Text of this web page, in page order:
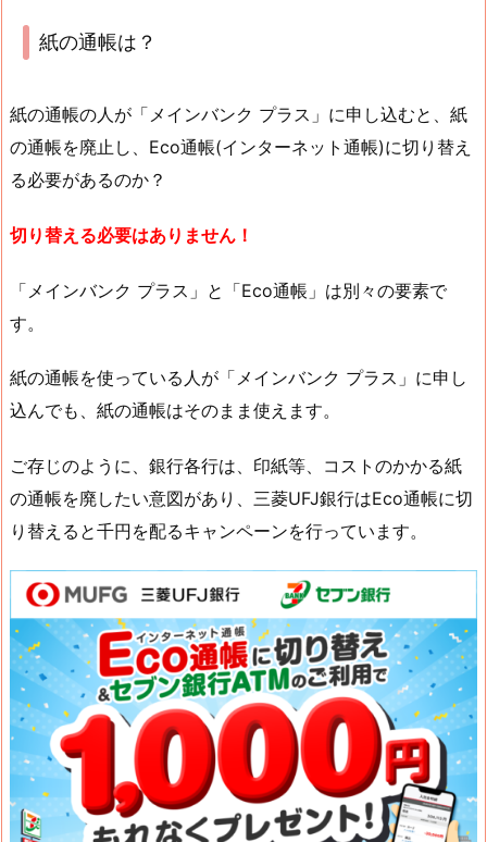
紙の通帳は？
紙の通帳の人が「メインバンク プラス」に申し込むと、紙
の通帳を廃止し、Eco通帳(インターネット通帳)に切り替え
る必要があるのか？
切り替える必要はありません！
「メインバンク プラス」と「Eco通帳」は別々の要素で
す。
紙の通帳を使っている人が「メインバンク プラス」に申し
込んでも、紙の通帳はそのまま使えます。
ご存じのように、銀行各行は、印紙等、コストのかかる紙
の通帳を廃したい意図があり、三菱UFJ銀行はEco通帳に切
り替えると千円を配るキャンペーンを行っています。